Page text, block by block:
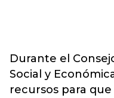
Durante el
Social y
recursos para